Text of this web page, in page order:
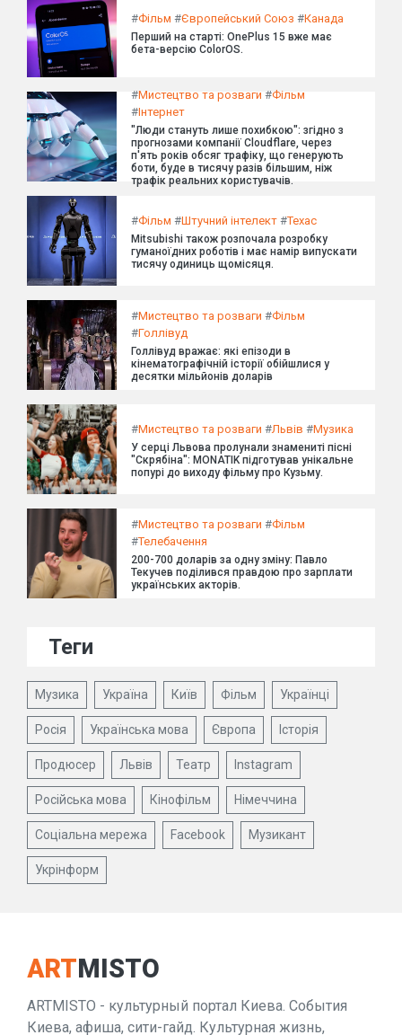
#Фільм #Європейський Союз #Канада
Перший на старті: OnePlus 15 вже має
бета-версію ColorOS.
#Мистецтво та розваги #Фільм
#Інтернет
"Люди стануть лише похибкою": згідно з
прогнозами компанії Cloudflare, через
п'ять років обсяг трафіку, що генерують
боти, буде в тисячу разів більшим, ніж
трафік реальних користувачів.
#Фільм #Штучний інтелект #Техас
Mitsubishi також розпочала розробку
гуманоїдних роботів і має намір випускати
тисячу одиниць щомісяця.
#Мистецтво та розваги #Фільм
#Голлівуд
Голлівуд вражає: які епізоди в
кінематографічній історії обійшлися у
десятки мільйонів доларів
#Мистецтво та розваги #Львів #Музика
У серці Львова пролунали знамениті пісні
"Скрябіна": MONATIK підготував унікальне
попурі до виходу фільму про Кузьму.
#Мистецтво та розваги #Фільм
#Телебачення
200-700 доларів за одну зміну: Павло
Текучев поділився правдою про зарплати
українських акторів.
Теги
Музика Україна Київ Фільм Українці
Росія Українська мова Європа Історія
Продюсер Львів Театр Instagram
Російська мова Кінофільм Німеччина
Соціальна мережа Facebook Музикант
Укрінформ
ARTMISTO
ARTMISTO - культурный портал Киева. События
Киева, афиша, сити-гайд. Культурная жизнь,